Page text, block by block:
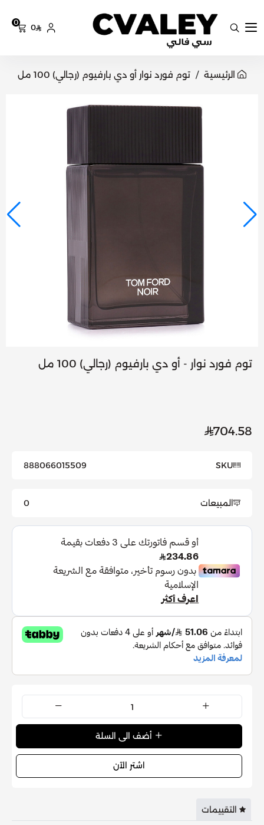
سي فالي
0
0
الرئيسية توم فورد نوار أو دي بارفيوم (رجالي) 100 مل
توم فورد نوار - أو دي بارفيوم (رجالي) 100 مل
704.58
SKU
888066015509
المبيعات 0
اشتر الآن
التقييمات